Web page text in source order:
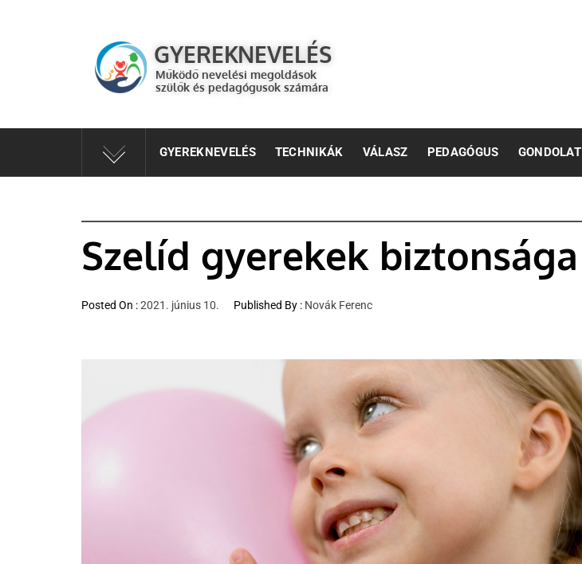
GYEREKNEVELÉS
GYEREKNEVELÉS
Működő nevelési megoldások
szülők és pedagógusok számára
GYEREKNEVELÉS TECHNIKÁK VÁLASZ PEDAGÓGUS GONDOLAT
Szelíd gyerekek biztonsága
Posted On :2021. június 10. Published By : Novák Ferenc